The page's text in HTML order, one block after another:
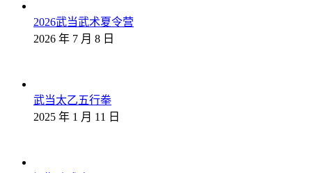
2026武当武术夏令营
2026 年 7 月 8 日
武当太乙五行拳
2025 年 1 月 11 日